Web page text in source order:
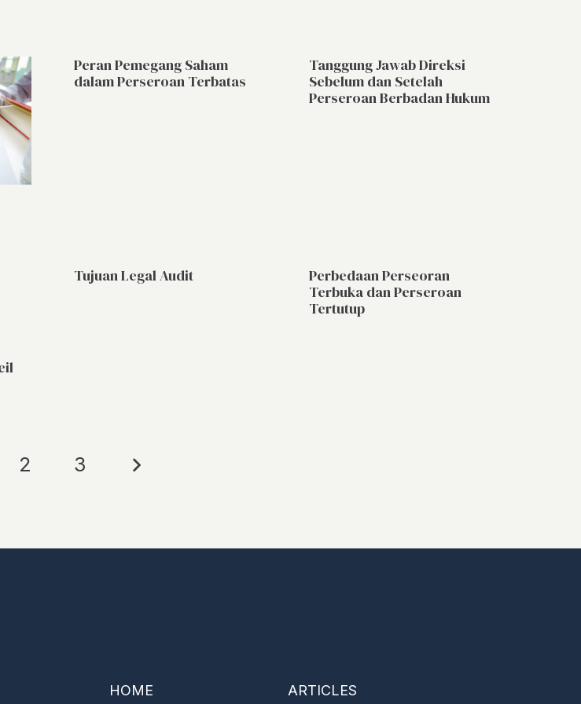
Peran Pemegang Saham
dalam Perseroan Terbatas
Tanggung Jawab Direksi
Sebelum dan Setelah
Perseroan Berbadan Hukum
Tujuan Legal Audit
Perbedaan Perseoran
Terbuka dan Perseroan
Tertutup
2 3
HOME ARTICLES